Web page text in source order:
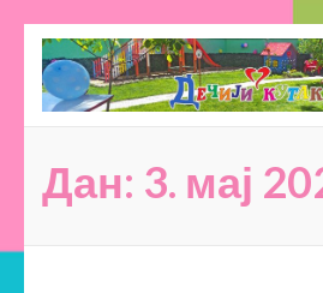
Skip
to
content
Предшколска
"Дечији кутак"
Приватни
Дан: 3. мај